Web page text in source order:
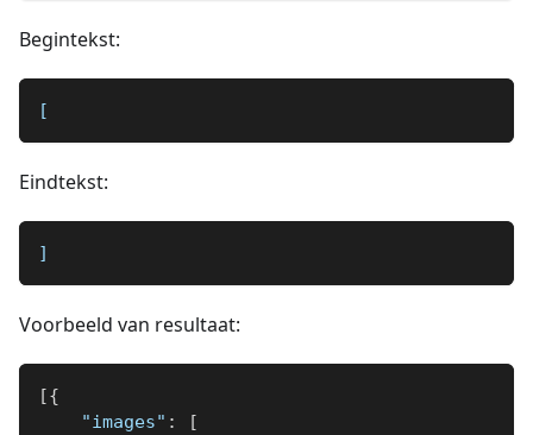
Begintekst:
[
Eindtekst:
]
Voorbeeld van resultaat:
[{
"images" :
[